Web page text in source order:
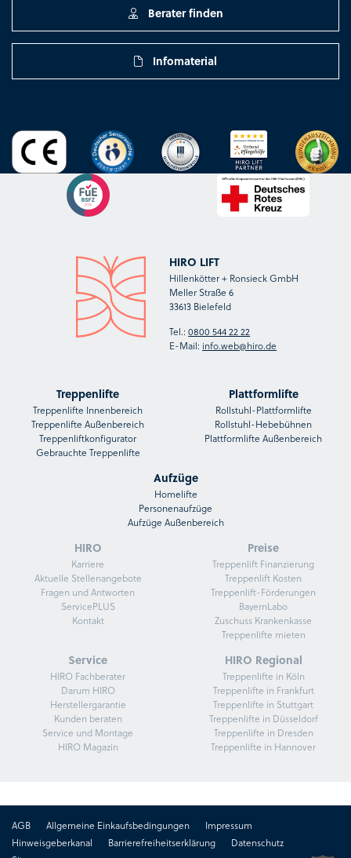
Berater finden
Infomaterial
HIRO LIFT
Hillenkötter + Ronsieck GmbH
Meller Straße 6
33613 Bielefeld
Tel.:0800 544 22 22
E-Mail: info.web@hiro.de
Treppenlifte
Treppenlifte Innenbereich
Treppenlifte Außenbereich
Treppenliftkonfigurator
Gebrauchte Treppenlifte
Plattformlifte
Rollstuhl-Plattformlifte
Rollstuhl-Hebebühnen
Plattformlifte Außenbereich
Aufzüge
Homelifte
Personenaufzüge
Aufzüge Außenbereich
HIRO
Karriere
Aktuelle Stellenangebote
Fragen und Antworten
ServicePLUS
Kontakt
Preise
Treppenlift Finanzierung
Treppenlift Kosten
Treppenlift-Förderungen
BayernLabo
Zuschuss Krankenkasse
Treppenlifte mieten
Service
HIRO Fachberater
Darum HIRO
Herstellergarantie
Kunden beraten
Service und Montage
HIRO Magazin
HIRO Regional
Treppenlifte in Köln
Treppenlifte in Frankfurt
Treppenlifte in Stuttgart
Treppenlifte in Düsseldorf
Treppenlifte in Dresden
Treppenlifte in Hannover
AGB Allgemeine Einkaufsbedingungen
Impressum
Hinweisgeberkanal
Barrierefreiheitserklärung
Datenschutz